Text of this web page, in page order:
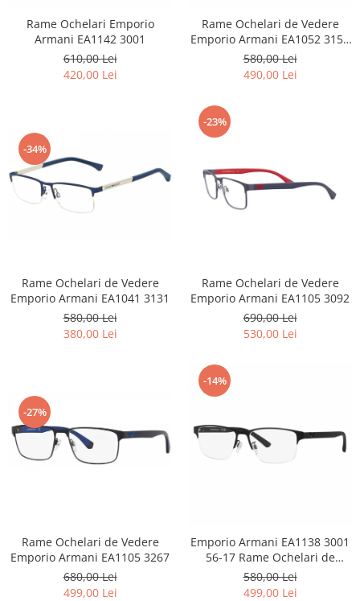
Rame Ochelari Emporio
Armani EA1142 3001
610,00 Lei
420,00 Lei
Rame Ochelari de Vedere
Emporio Armani EA1052 3155
55-17-140
580,00 Lei
490,00 Lei
-34%
Rame Ochelari de Vedere
Emporio Armani EA1041 3131
580,00 Lei
380,00 Lei
-23%
Rame Ochelari de Vedere
Emporio Armani EA1105 3092
690,00 Lei
530,00 Lei
-27%
Rame Ochelari de Vedere
Emporio Armani EA1105 3267
680,00 Lei
499,00 Lei
-14%
Emporio Armani EA1138 3001
56-17 Rame Ochelari de
Vedere
580,00 Lei
499,00 Lei